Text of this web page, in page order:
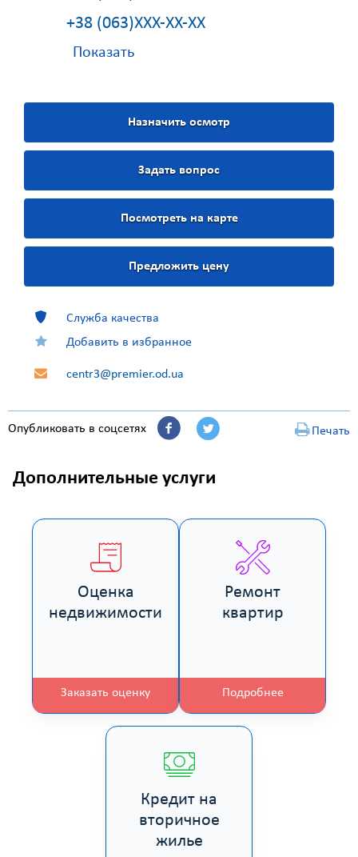
+38 (063)XXX-XX-XX
Показать
Назначить осмотр
Задать вопрос
Посмотреть на карте
Предложить цену
Служба качества
Добавить в избранное
centr3@premier.od.ua
Опубликовать в соцсетях Печать
Дополнительные услуги
Оценка
недвижимости
Заказать оценку
Ремонт
квартир
Подробнее
Кредит на
вторичное
жилье